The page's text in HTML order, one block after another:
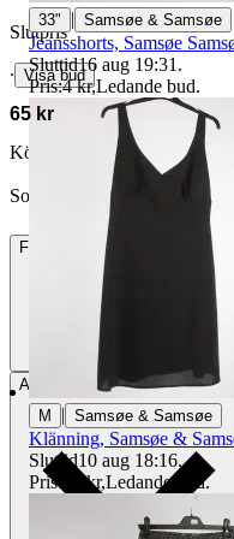
Slutpris
∙ Visa bud
65 kr
Köparskydd är valfritt hos
Solsken_85 vann auktionen
Frakt 84 kr DSV
Avhämtning Stockholm, Sverige
33" | Samsøe & Samsøe
Jeansshorts, Samsøe
Sluttid16 aug 19:31 .
Pris:4 kr,Ledande bud.
M | Samsøe & Samsøe
Klänning, Samsøe &
Sluttid10 aug 18:16.
Pris:
80 kr,Ledande bud.